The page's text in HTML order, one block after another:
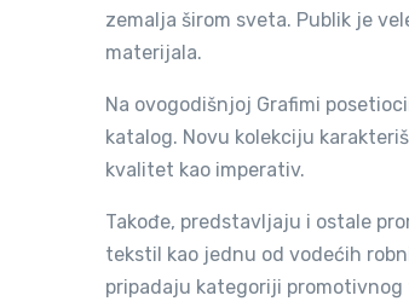
zemalja širom sveta. Publik je
materijala.
Na ovogodišnjoj Grafimi
katalog. Novu kolekciju
kvalitet kao imperativ.
Takođe, predstavljaju i ostale
tekstil kao jednu od vodećih
pripadaju kategoriji